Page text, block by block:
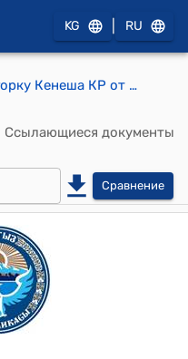
KG RU
Постановление Жогорку Кенеша КР от 22 декабря 2021 года № 5063-VI "О принятии в первом чтении проекта Закона Кыргызской Республики "О ратификации Соглашения между Правительством Кыргызской Республики и Правительством Соединенного Королевства Великобритании и Северной Ирландии об избежании двойного налогообложения и предотвращении уклонения от уплаты налогов в отношении налогов на доходы и прирост капитала, подписанного 13 июня 2017 года в городе Бишкек""
Ссылающиеся документы
Сравнение